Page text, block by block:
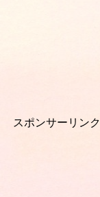
スポンサーリンク